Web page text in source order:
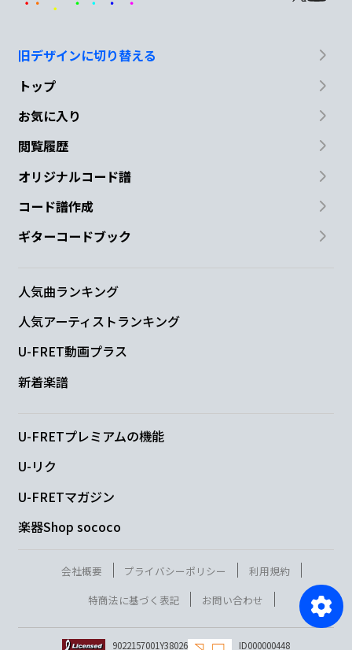
旧デザインに切り替える
トップ
お気に入り
閲覧履歴
オリジナルコード譜
コード譜作成
ギターコードブック
人気曲ランキング
人気アーティストランキング
U-FRET動画プラス
新着楽譜
U-FRETプレミアムの機能
U-リク
U-FRETマガジン
楽器Shop sococo
会社概要 プライバシーポリシー
利用規約
特商法に基づく表記
お問い合わせ
9022157001Y38026 ID000000448